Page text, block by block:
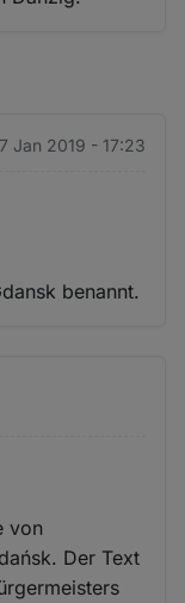
Jan 2019 - 17:23
benannt.
von
Der Text